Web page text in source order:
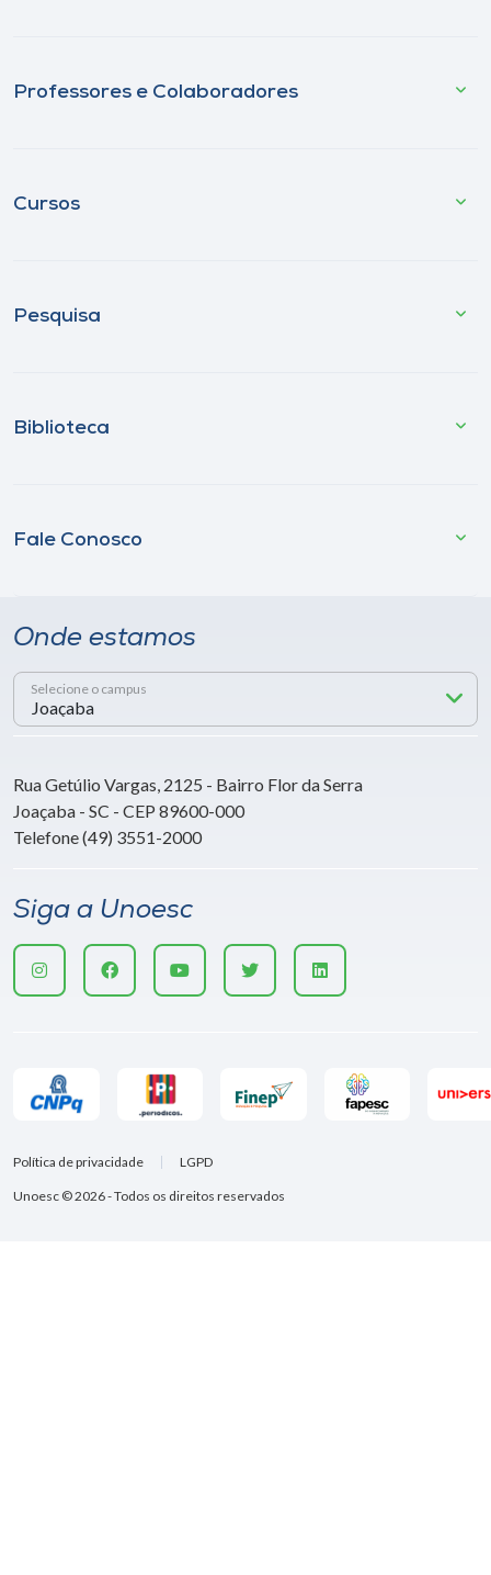
Professores e Colaboradores
Cursos
Pesquisa
Biblioteca
Fale Conosco
Onde estamos
Selecione o campus
Rua Getúlio Vargas, 2125 - Bairro Flor da Serra
Joaçaba - SC - CEP 89600-000
Telefone (49) 3551-2000
Siga a Unoesc
Unoesc © 2026 - Todos os direitos reservados
Política de privacidade LGPD